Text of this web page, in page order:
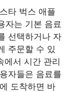
타 벅스 애플
자는 기본 음료
선택하거나 자
주문할 수 있
에서 시간 관리
자들은 음료를
도착하면 바